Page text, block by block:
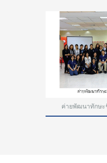
ค่ายพัฒนาทักษะ